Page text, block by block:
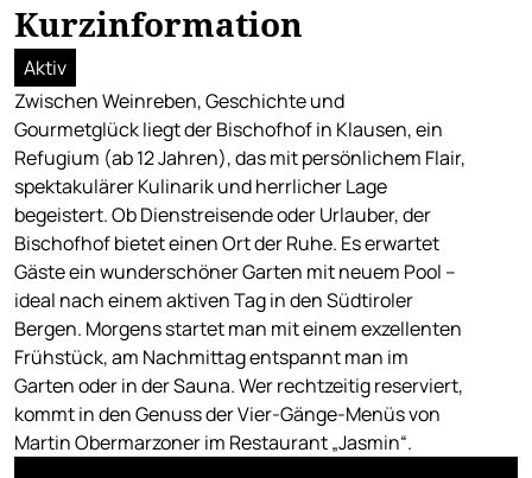
Kurzinformation
Aktiv
Zwischen Weinreben, Geschichte und
Gourmetglück liegt der Bischofhof in Klausen, ein
Refugium (ab 12 Jahren), das mit persönlichem Flair,
spektakulärer Kulinarik und herrlicher Lage
begeistert. Ob Dienstreisende oder Urlauber, der
Bischofhof bietet einen Ort der Ruhe. Es erwartet
Gäste ein wunderschöner Garten mit neuem Pool –
ideal nach einem aktiven Tag in den Südtiroler
Bergen. Morgens startet man mit einem exzellenten
Frühstück, am Nachmittag entspannt man im
Garten oder in der Sauna. Wer rechtzeitig reserviert,
kommt in den Genuss der Vier-Gänge-Menüs von
Martin Obermarzoner im Restaurant „Jasmin“.